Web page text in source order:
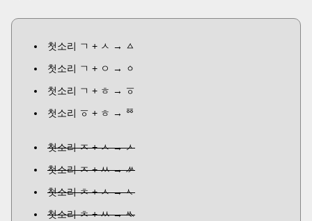
첫소리 ㄱ + ㅅ → ㅿ
첫소리 ㄱ + ㅇ → ㆁ
첫소리 ㄱ + ㅎ → ㆆ
첫소리 ㆆ + ㅎ → ꥼ
첫소리 ㅈ + ㅅ → ᄼ
첫소리 ㅈ + ㅆ → ᄽ
첫소리 ㅊ + ㅅ → ᄾ
첫소리 ㅊ + ㅆ → ᄿ